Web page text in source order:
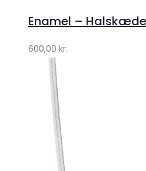
Lykke
by
Lykke
Enamel –
600,00 kr.